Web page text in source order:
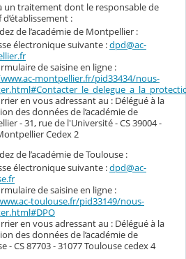
un traitement dont le responsable de
:
de l’académie de Montpellier :
électronique suivante :dpd@ac-
de saisine en ligne :
montpellier.fr/pid33434/nous-
en vous adressant au : Délégué à la
des données de l’académie de
- 31, rue de l'Université - CS 39004 -
Cedex 2
de l’académie de Toulouse :
électronique suivante :dpd@ac-
de saisine en ligne :
toulouse.fr/pid33149/nous-
en vous adressant au : Délégué à la
des données de l’académie de
- CS 87703 - 31077 Toulouse cedex 4